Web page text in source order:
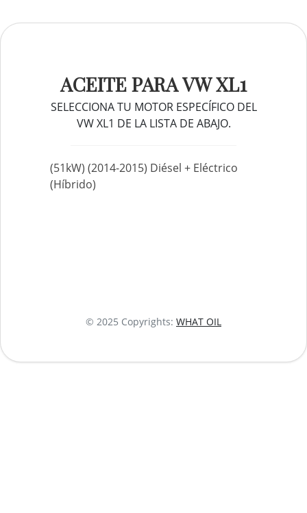
ACEITE PARA VW XL1
SELECCIONA TU MOTOR ESPECÍFICO DEL
VW XL1 DE LA LISTA DE ABAJO.
(51kW) (2014-2015) Diésel + Eléctrico
(Híbrido)
© 2025 Copyrights: WHAT OIL